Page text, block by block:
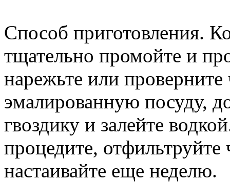
Способ приготовления.
тщательно промойте и
нарежьте или
эмалированную посуду,
гвоздику и залейте
процедите,
настаивайте еще неделю.